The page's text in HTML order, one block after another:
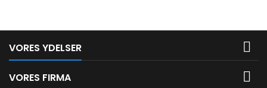
VORES YDELSER 
VORES FIRMA 